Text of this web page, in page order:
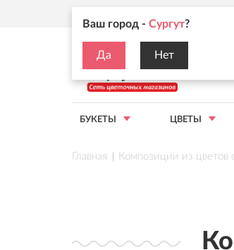
Ваш город - Сургут?
Да Нет
БУКЕТЫ ЦВЕТЫ
Главная Композиции из цветов